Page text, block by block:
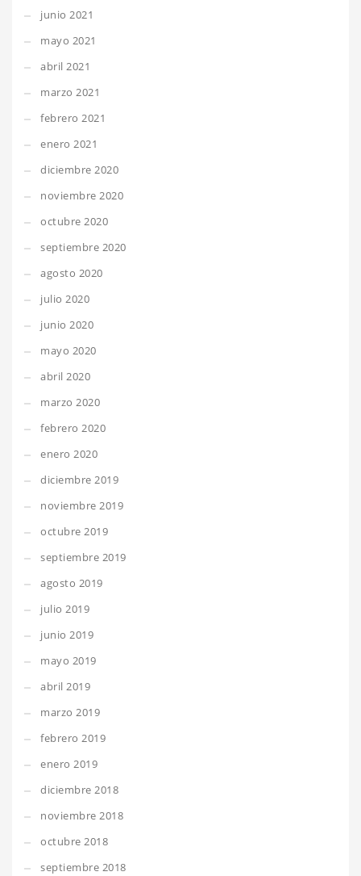
junio 2021
mayo 2021
abril 2021
marzo 2021
febrero 2021
enero 2021
diciembre 2020
noviembre 2020
octubre 2020
septiembre 2020
agosto 2020
julio 2020
junio 2020
mayo 2020
abril 2020
marzo 2020
febrero 2020
enero 2020
diciembre 2019
noviembre 2019
octubre 2019
septiembre 2019
agosto 2019
julio 2019
junio 2019
mayo 2019
abril 2019
marzo 2019
febrero 2019
enero 2019
diciembre 2018
noviembre 2018
octubre 2018
septiembre 2018